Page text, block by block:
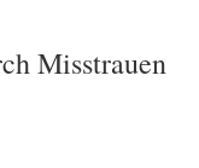
Misstrauen